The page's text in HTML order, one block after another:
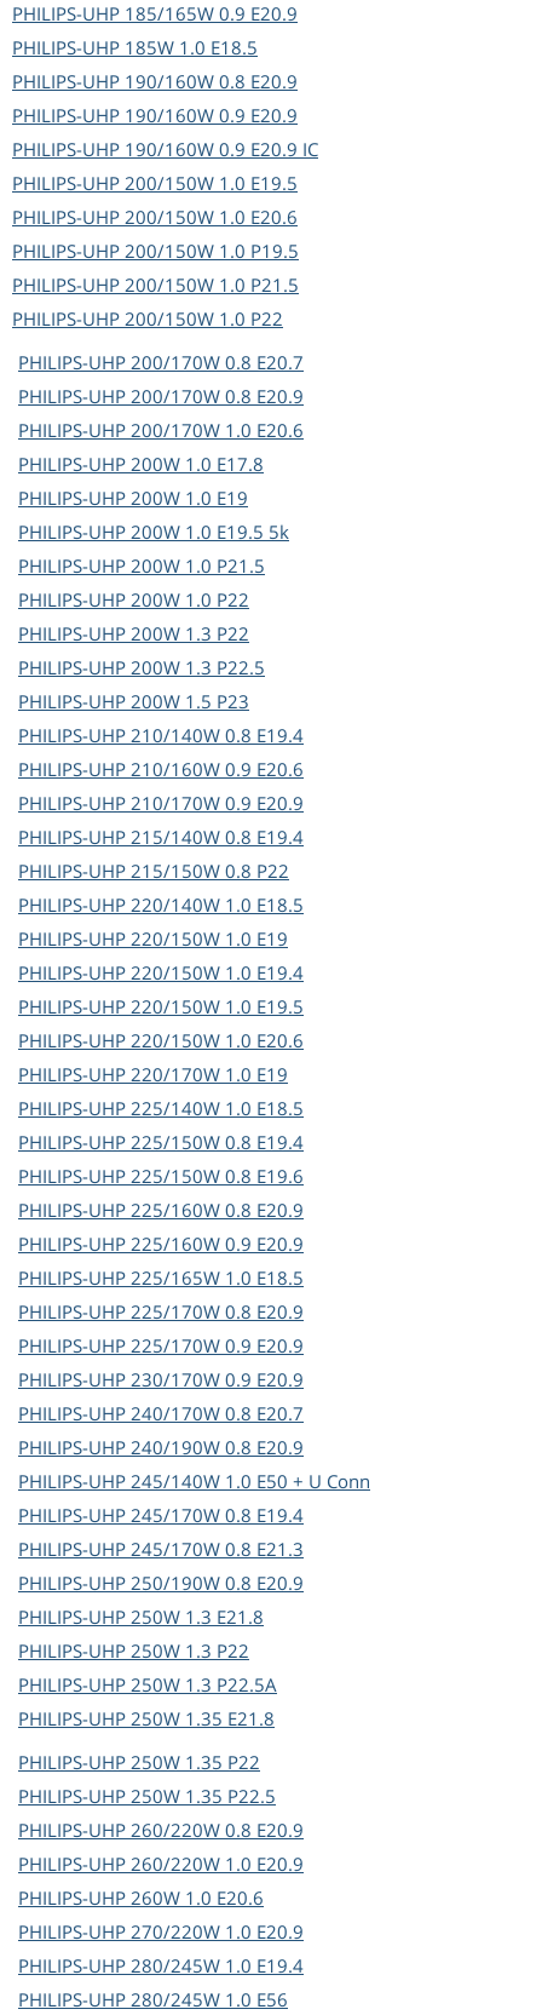
PHILIPS-UHP 185/165W 0.9 E20.9
PHILIPS-UHP 185W 1.0 E18.5
PHILIPS-UHP 190/160W 0.8 E20.9
PHILIPS-UHP 190/160W 0.9 E20.9
PHILIPS-UHP 190/160W 0.9 E20.9 IC
PHILIPS-UHP 200/150W 1.0 E19.5
PHILIPS-UHP 200/150W 1.0 E20.6
PHILIPS-UHP 200/150W 1.0 P19.5
PHILIPS-UHP 200/150W 1.0 P21.5
PHILIPS-UHP 200/150W 1.0 P22
PHILIPS-UHP 200/170W 0.8 E20.7
PHILIPS-UHP 200/170W 0.8 E20.9
PHILIPS-UHP 200/170W 1.0 E20.6
PHILIPS-UHP 200W 1.0 E17.8
PHILIPS-UHP 200W 1.0 E19
PHILIPS-UHP 200W 1.0 E19.5 5k
PHILIPS-UHP 200W 1.0 P21.5
PHILIPS-UHP 200W 1.0 P22
PHILIPS-UHP 200W 1.3 P22
PHILIPS-UHP 200W 1.3 P22.5
PHILIPS-UHP 200W 1.5 P23
PHILIPS-UHP 210/140W 0.8 E19.4
PHILIPS-UHP 210/160W 0.9 E20.6
PHILIPS-UHP 210/170W 0.9 E20.9
PHILIPS-UHP 215/140W 0.8 E19.4
PHILIPS-UHP 215/150W 0.8 P22
PHILIPS-UHP 220/140W 1.0 E18.5
PHILIPS-UHP 220/150W 1.0 E19
PHILIPS-UHP 220/150W 1.0 E19.4
PHILIPS-UHP 220/150W 1.0 E19.5
PHILIPS-UHP 220/150W 1.0 E20.6
PHILIPS-UHP 220/170W 1.0 E19
PHILIPS-UHP 225/140W 1.0 E18.5
PHILIPS-UHP 225/150W 0.8 E19.4
PHILIPS-UHP 225/150W 0.8 E19.6
PHILIPS-UHP 225/160W 0.8 E20.9
PHILIPS-UHP 225/160W 0.9 E20.9
PHILIPS-UHP 225/165W 1.0 E18.5
PHILIPS-UHP 225/170W 0.8 E20.9
PHILIPS-UHP 225/170W 0.9 E20.9
PHILIPS-UHP 230/170W 0.9 E20.9
PHILIPS-UHP 240/170W 0.8 E20.7
PHILIPS-UHP 240/190W 0.8 E20.9
PHILIPS-UHP 245/140W 1.0 E50 + U Conn
PHILIPS-UHP 245/170W 0.8 E19.4
PHILIPS-UHP 245/170W 0.8 E21.3
PHILIPS-UHP 250/190W 0.8 E20.9
PHILIPS-UHP 250W 1.3 E21.8
PHILIPS-UHP 250W 1.3 P22
PHILIPS-UHP 250W 1.3 P22.5A
PHILIPS-UHP 250W 1.35 E21.8
PHILIPS-UHP 250W 1.35 P22
PHILIPS-UHP 250W 1.35 P22.5
PHILIPS-UHP 260/220W 0.8 E20.9
PHILIPS-UHP 260/220W 1.0 E20.9
PHILIPS-UHP 260W 1.0 E20.6
PHILIPS-UHP 270/220W 1.0 E20.9
PHILIPS-UHP 280/245W 1.0 E19.4
PHILIPS-UHP 280/245W 1.0 E56